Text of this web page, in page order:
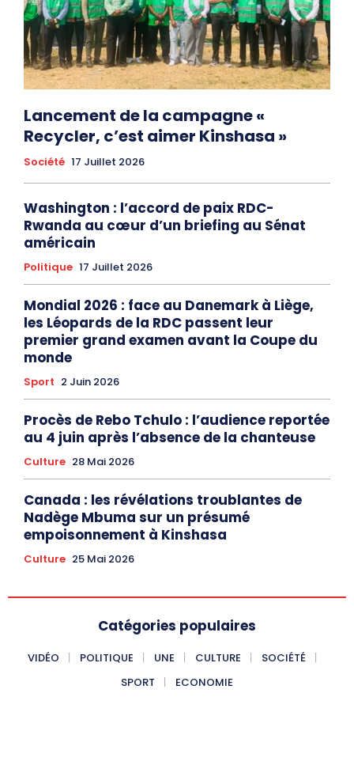
Lancement de la campagne «
Recycler, c’est aimer Kinshasa »
Société 17 Juillet 2026
Washington : l’accord de paix RDC-
Rwanda au cœur d’un briefing au Sénat
américain
Politique 17 Juillet 2026
Mondial 2026 : face au Danemark à Liège,
les Léopards de la RDC passent leur
premier grand examen avant la Coupe du
monde
Sport 2 Juin 2026
Procès de Rebo Tchulo : l’audience reportée
au 4 juin après l’absence de la chanteuse
Culture 28 Mai 2026
Canada : les révélations troublantes de
Nadège Mbuma sur un présumé
empoisonnement à Kinshasa
Culture 25 Mai 2026
Catégories populaires
VIDÉO POLITIQUE UNE CULTURE
SOCIÉTÉ
SPORT
ECONOMIE